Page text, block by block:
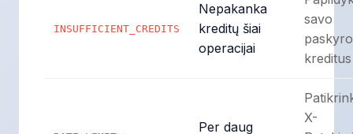
INSUFFICIENT_CREDITS
Nepakanka
kreditų šiai
operacijai
savo
kreditus
Per daug
X-